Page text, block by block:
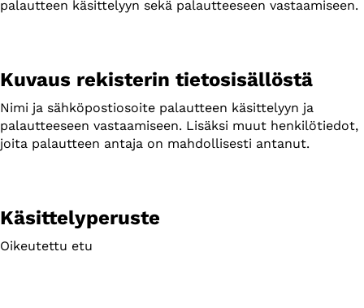
palautteen käsittelyyn sekä palautteeseen vastaamiseen.
Kuvaus rekisterin tietosisällöstä
Nimi ja sähköpostiosoite palautteen käsittelyyn ja
palautteeseen vastaamiseen. Lisäksi muut henkilötiedot,
joita palautteen antaja on mahdollisesti antanut.
Käsittelyperuste
Oikeutettu etu